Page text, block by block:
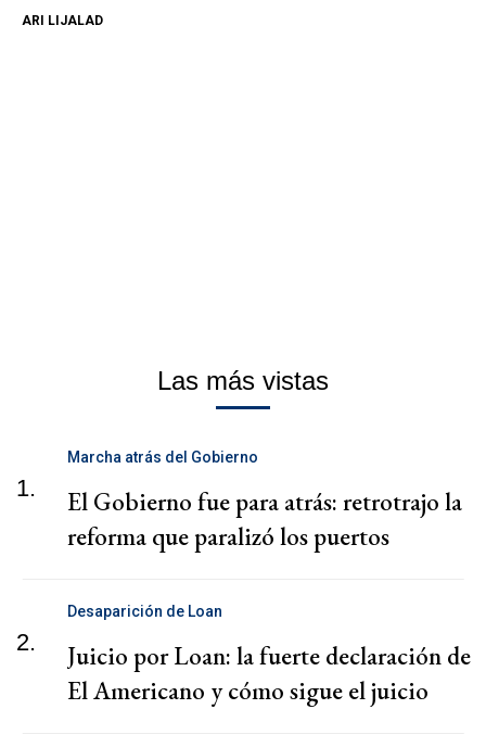
ARI LIJALAD
Las más vistas
1.
Marcha atrás del Gobierno
El Gobierno fue para atrás: retrotrajo la
reforma que paralizó los puertos
2.
Desaparición de Loan
Juicio por Loan: la fuerte declaración de
El Americano y cómo sigue el juicio